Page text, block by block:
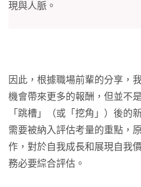
現與人脈。
因此，根據職場前輩的分享，
機會帶來更多的報酬，但並不
「跳槽」（或「挖角」）後的
需要被納入評估考量的重點，
作，對於自我成長和展現自我
務必要綜合評估。